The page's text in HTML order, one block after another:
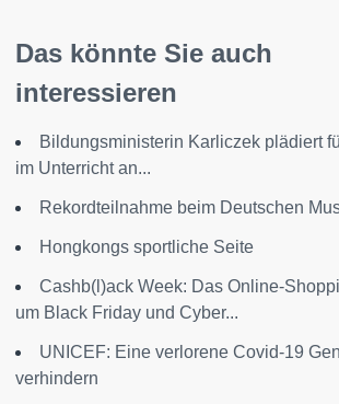
Das könnte Sie auch
interessieren
Bildungsministerin Karliczek plädiert
im Unterricht an...
Rekordteilnahme beim Deutschen
Hongkongs sportliche Seite
Cashb(l)ack Week: Das Online-
um Black Friday und Cyber...
UNICEF: Eine verlorene Covid-19
verhindern